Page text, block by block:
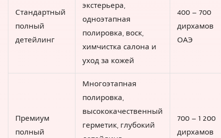
Стандартный
полный
детейлинг
экстерьера,
одноэтапная
полировка, воск,
химчистка салона и
уход за кожей
400 – 700
дирхамов
ОАЭ
Премиум
полный
Многоэтапная
полировка,
высококачественный
герметик, глубокий
700 – 1 200
дирхамов